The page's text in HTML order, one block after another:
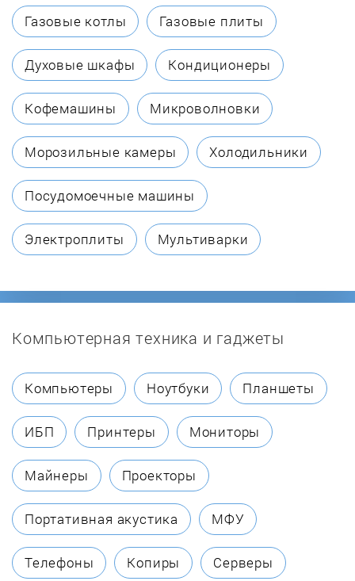
Renova
Sima-land
SONNEN
VATTEN
Vortmax
Whirlpool
Газовые котлы Газовые плиты
Духовые шкафы Кондиционеры
Кофемашины Микроволновки
Морозильные камеры Холодильники
Посудомоечные машины
Электроплиты Мультиварки
Компьютерная техника и гаджеты
Компьютеры Ноутбуки Планшеты
ИБП Принтеры Мониторы
Майнеры Проекторы
Портативная акустика МФУ
Телефоны Копиры Серверы